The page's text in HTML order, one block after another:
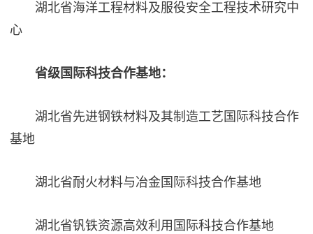
湖北省海洋工程材料及服役安全工程技术研究中
心
省级国际科技合作基地：
湖北省先进钢铁材料及其制造工艺国际科技合作
基地
湖北省耐火材料与冶金国际科技合作基地
湖北省钒铁资源高效利用国际科技合作基地